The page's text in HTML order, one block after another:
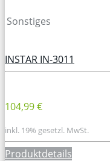
Sonstiges
INSTAR IN-3011
104,99 €
inkl. 19% gesetzl. MwSt.
Produktdetails